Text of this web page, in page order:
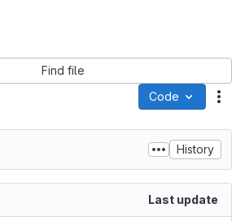
Find file
Code
History
Last update